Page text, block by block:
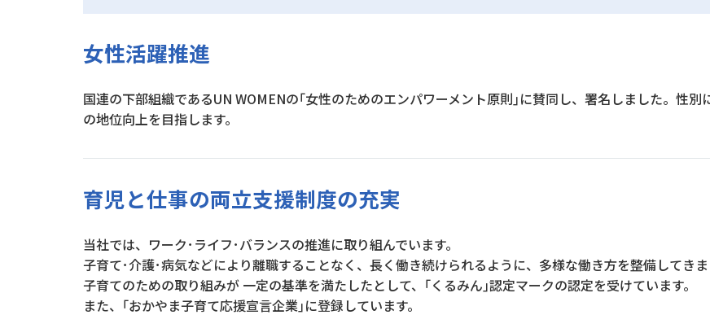
女性活躍推進
国連の下部組織であるUN WOMENの｢女性のためのエンパワーメント原則｣に賛同し、署名しました。性
の地位向上を目指します。
育児と仕事の両立支援制度の充実
当社では、ワーク･ライフ･バランスの推進に取り組んでいます。
子育て･介護･病気などにより離職することなく、長く働き続けられるように、多様な働き方を整備してき
子育てのための取り組みが 一定の基準を満たしたとして、｢くるみん｣認定マークの認定を受けています。
また、｢おかやま子育て応援宣言企業｣に登録しています。